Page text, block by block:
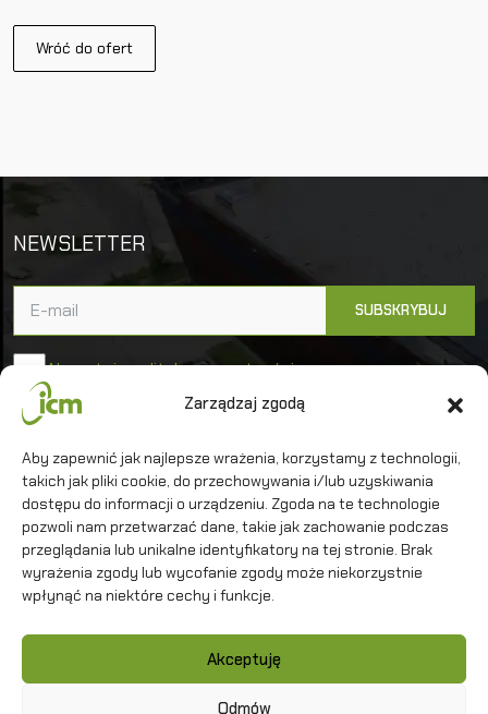
Zarządzaj zgodą
Aby zapewnić jak najlepsze wrażenia, korzystamy z technologii,
takich jak pliki cookie, do przechowywania i/lub uzyskiwania
dostępu do informacji o urządzeniu. Zgoda na te technologie
pozwoli nam przetwarzać dane, takie jak zachowanie podczas
przeglądania lub unikalne identyfikatory na tej stronie. Brak
wyrażenia zgody lub wycofanie zgody może niekorzystnie
wpłynąć na niektóre cechy i funkcje.
Akceptuję
Odmów
Wróć do ofert
NEWSLETTER
Akceptuję politykę prywatności
Uniwersytet Warszawski
Interdyscyplinarne Centrum Modelowania
Matematycznego i Komputerowego
Kontakt
Polityka prywatności